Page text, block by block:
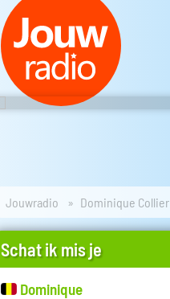
Jouwradio Dominique Collier
Schat ik mis je
Dominique